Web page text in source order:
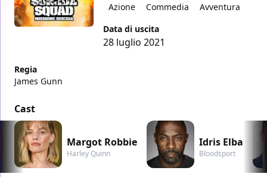
Azione Commedia
Avventura
Data di uscita
28 luglio 2021
Regia
James Gunn
Cast
Margot Robbie
Harley Quinn
Idris Elba
Bloodsport